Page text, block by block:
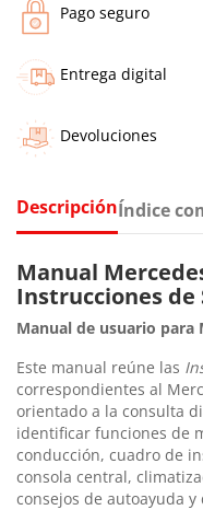
Pago seguro
Entrega digital
Devoluciones
DescripciónÍndice
Manual
Instrucciones de
Manual de usuario para
Este manual reúne las
correspondientes al
orientado a la consulta
identificar funciones de
conducción, cuadro de
consola central,
consejos de autoayuda y